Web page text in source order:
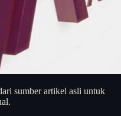
sumber artikel asli untuk